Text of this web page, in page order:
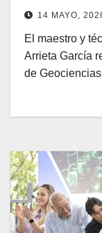
14 MAYO,
El maestro y
Arrieta García
de